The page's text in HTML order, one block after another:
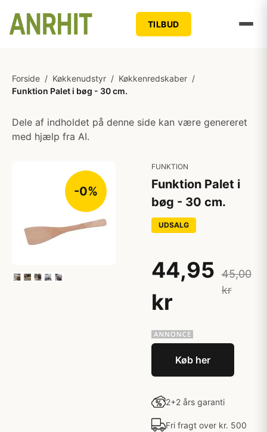
TILBUD
Forside / Køkkenudstyr / Køkkenredskaber /
Funktion Palet i bøg - 30 cm.
Dele af indholdet på denne side kan være genereret
med hjælp fra AI.
-0%
FUNKTION
Funktion Palet i
bøg - 30 cm.
UDSALG
44,95
kr
45,00
kr
Køb her
2+2 års garanti
Fri fragt over kr. 500